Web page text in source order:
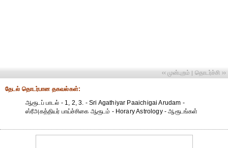
‹‹ முன்புறம் | தொடர்ச்சி ››
தேட‌ல் தொட‌ர்பான தகவ‌ல்க‌ள்:
ஆரூடப் பாடல் - 1, 2, 3. - Sri Agathiyar Paaichigai Arudam -
ஸ்ரீஅகத்தியர் பாய்ச்சிகை ஆரூடம் - Horary Astrology - ஆரூடங்கள்